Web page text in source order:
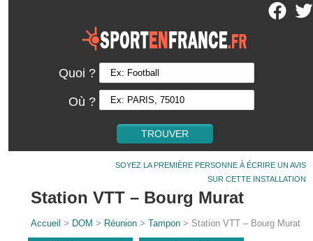
Quoi ?
Où ?
SOYEZ LA PREMIÈRE PERSONNE À ÉCRIRE UN AVIS
SUR CETTE INSTALLATION
Station VTT – Bourg Murat
Accueil > DOM > Réunion >Tampon > Station VTT – Bourg Murat